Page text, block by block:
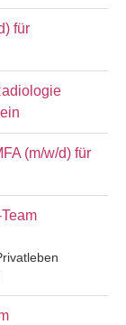
für
(m/w/d) für